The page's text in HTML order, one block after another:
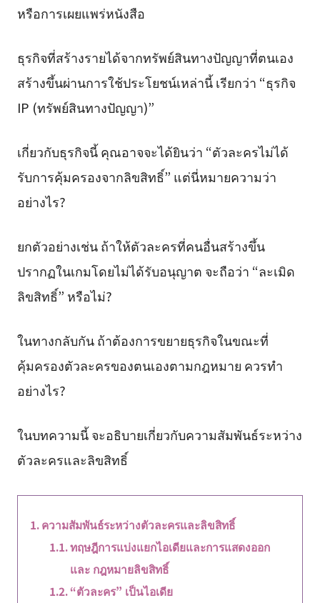
หรือการเผยแพร่หนังสือ
ธุรกิจที่สร้างรายได้จากทรัพย์สินทางปัญญาที่ตนเอง
สร้างขึ้นผ่านการใช้ประโยชน์เหล่านี้ เรียกว่า “ธุรกิจ
IP (ทรัพย์สินทางปัญญา)”
เกี่ยวกับธุรกิจนี้ คุณอาจจะได้ยินว่า “ตัวละครไม่ได้
รับการคุ้มครองจากลิขสิทธิ์” แต่นี่หมายความว่า
อย่างไร?
ยกตัวอย่างเช่น ถ้าให้ตัวละครที่คนอื่นสร้างขึ้น
ปรากฏในเกมโดยไม่ได้รับอนุญาต จะถือว่า “ละเมิด
ลิขสิทธิ์” หรือไม่?
ในทางกลับกัน ถ้าต้องการขยายธุรกิจในขณะที่
คุ้มครองตัวละครของตนเองตามกฎหมาย ควรทำ
อย่างไร?
ในบทความนี้ จะอธิบายเกี่ยวกับความสัมพันธ์ระหว่าง
ตัวละครและลิขสิทธิ์
ความสัมพันธ์ระหว่างตัวละครและลิขสิทธิ์
ทฤษฎีการแบ่งแยกไอเดียและการแสดงออก
และ กฎหมายลิขสิทธิ์
“ตัวละคร” เป็นไอเดีย